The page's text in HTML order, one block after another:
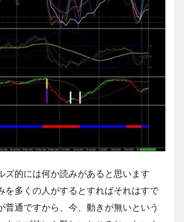
ズ的には何か読みがあると思います
を多くの人がするとすればそれはすで
普通ですから、今、動きが無いという